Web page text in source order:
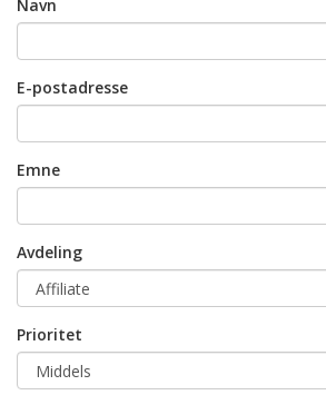
Navn
E-postadresse
Emne
Avdeling
Prioritet